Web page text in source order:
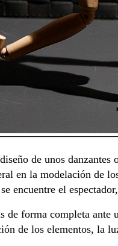
de unos
en la modelación de
encuentre el
de forma completa
de los elementos, la